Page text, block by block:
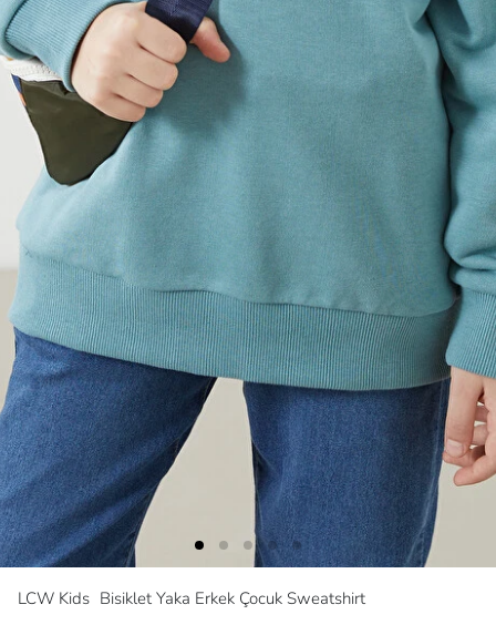
LCW Kids Bisiklet Yaka Erkek Çocuk Sweatshirt